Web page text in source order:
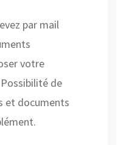
par mail
votre
de
et documents